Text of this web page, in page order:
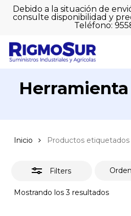
SkipDebido a la situación de
consulte disponibilidad y
Teléfono:
Cart
Inicio Productos etiquetados
Filters
Mostrando los 3 resultados